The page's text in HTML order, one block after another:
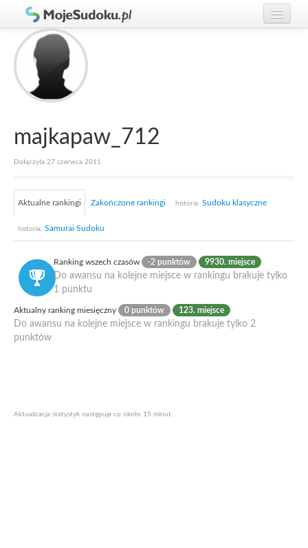
Graj w Sudoku!
Zasady Sudoku
Rankingi
Gracze
majkapaw_712
Dołączyła 27 czerwca 2011
Aktualne rankingi Zakończone rankingi historia: Sudoku klasyczne
historia: Samurai Sudoku
Ranking wszech czasów -2 punktów 9930. miejsce
Do awansu na kolejne miejsce w rankingu brakuje tylko
1 punktu
Aktualny ranking miesięczny 0 punktów 123. miejsce
Do awansu na kolejne miejsce w rankingu brakuje tylko 2
punktów
Aktualizacja statystyk następuje co około 15 minut.